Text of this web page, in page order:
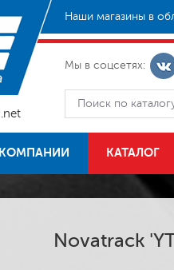
Наши магазины в
Мы в соцсетях:
КАТАЛОГ
Novatrack